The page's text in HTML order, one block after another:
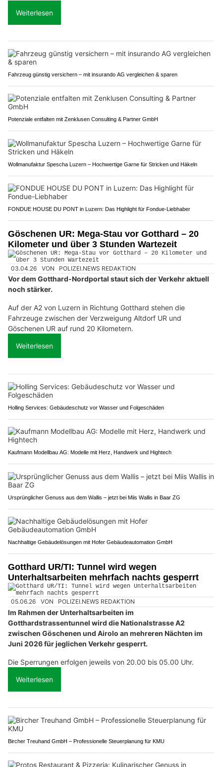
Weiterlesen
Fahrzeug günstig versichern – mit insurando AG vergleichen & sparen
Potenziale entfalten mit Zenklusen Consulting & Partner GmbH
Wollmanufaktur Spescha Luzern – Hochwertige Garne für Stricken und Häkeln
FONDUE HOUSE DU PONT in Luzern: Das Highlight für Fondue-Liebhaber
Göschenen UR: Mega-Stau vor Gotthard – 20
Kilometer und über 3 Stunden Wartezeit
03.04.26 VON POLIZEI.NEWS REDAKTION
Vor dem Gotthard-Nordportal staut sich der Verkehr aktuell
noch stärker.
Auf der A2 von Luzern in Richtung Gotthard stehen die
Fahrzeuge zwischen der Verzweigung Altdorf UR und
Göschenen UR auf rund 20 Kilometern.
Weiterlesen
Holling Services: Gebäudeschutz vor Wasser und Folgeschäden
Kaufmann Modellbau AG: Modelle mit Herz, Handwerk und Hightech
Ursprünglicher Genuss aus dem Wallis – jetzt bei Miis Wallis in Baar ZG
Nachhaltige Gebäudelösungen mit Hofer Gebäudeautomation GmbH
Gotthard UR/TI: Tunnel wird wegen
Unterhaltsarbeiten mehrfach nachts gesperrt
05.06.26 VON POLIZEI.NEWS REDAKTION
Im Rahmen der Unterhaltsarbeiten im
Gotthardstrassentunnel wird die Nationalstrasse A2
zwischen Göschenen und Airolo an mehreren Nächten im
Juni 2026 für jeglichen Verkehr gesperrt.
Die Sperrungen erfolgen jeweils von 20.00 bis 05.00 Uhr.
Weiterlesen
Bircher Treuhand GmbH – Professionelle Steuerplanung für KMU